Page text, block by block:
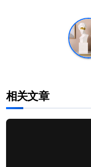
相关文章